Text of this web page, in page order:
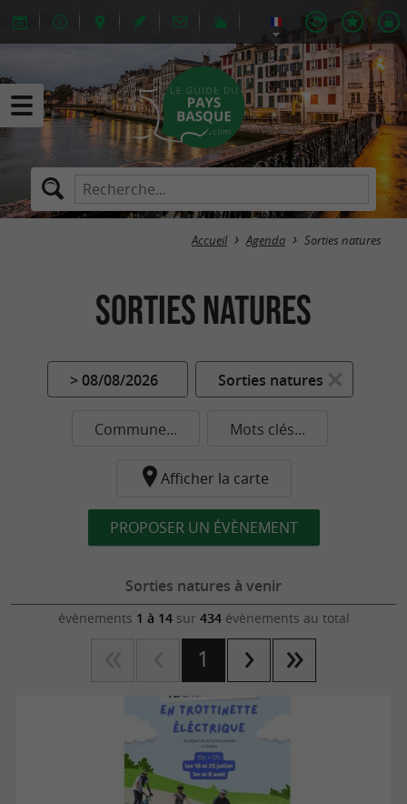
Accueil Agenda Sorties natures
Sorties natures
> 08/08/2026 Sorties natures
Commune... Mots clés...
Afficher la carte
PROPOSER UN ÉVÈNEMENT
Sorties natures à venir
évènements 1 à 14sur 434évènements au total
1